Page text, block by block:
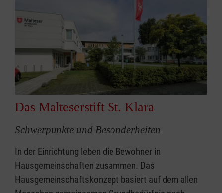
Das Malteserstift St. Klara
Schwerpunkte und Besonderheiten
In der Einrichtung leben die Bewohner in
Hausgemeinschaften zusammen. Das
Hausgemeinschaftskonzept basiert auf dem allen